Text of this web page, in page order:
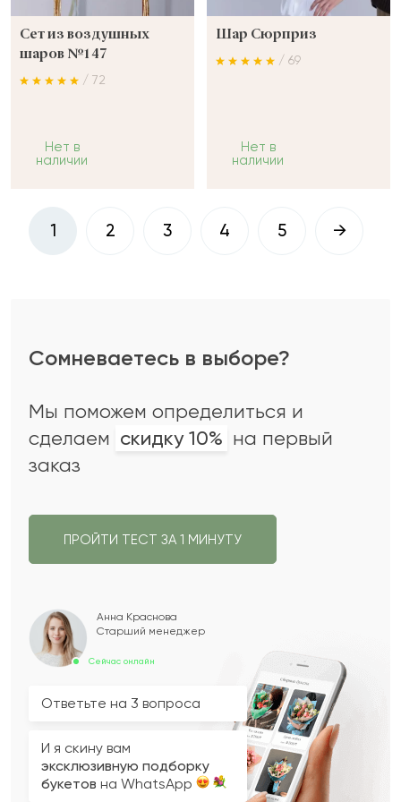
Сет из воздушных
шаров №147
/ 72
Нет в
наличии
Шар Сюрприз
/ 69
Нет в
наличии
1 2 3 4 5 →
Сомневаетесь в выборе?
Мы поможем определиться и
сделаем скидку 10% на первый
заказ
ПРОЙТИ ТЕСТ ЗА 1 МИНУТУ
Сейчас онлайн
Анна Краснова
Старший менеджер
Ответьте на 3 вопроса
И я скину вам
эксклюзивную подборку
букетов на WhatsApp